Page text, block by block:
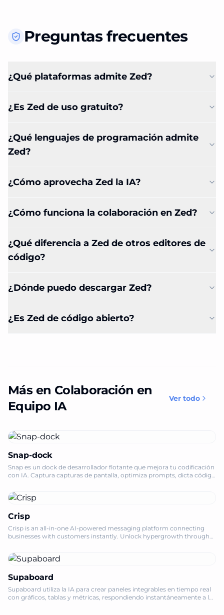
Preguntas frecuentes
¿Qué plataformas admite Zed?
¿Es Zed de uso gratuito?
¿Qué lenguajes de programación admite
Zed?
¿Cómo aprovecha Zed la IA?
¿Cómo funciona la colaboración en Zed?
¿Qué diferencia a Zed de otros editores de
código?
¿Dónde puedo descargar Zed?
¿Es Zed de código abierto?
Más en Colaboración en
Equipo IA
Ver todo
Snap-dock
Snap es un dock de desarrollador flotante que mejora tu codificación
con IA. Captura capturas de pantalla, optimiza prompts, dicta código
Crisp
Crisp is an all-in-one AI-powered messaging platform connecting
businesses with customers instantly. Unlock hypergrowth through
Supaboard
Supaboard utiliza la IA para crear paneles integrables en tiempo real
con gráficos, tablas y métricas, respondiendo instantáneamente a las